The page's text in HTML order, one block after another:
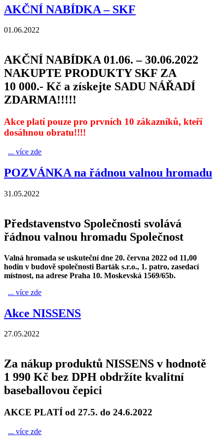
AKČNÍ NABÍDKA – SKF
01.06.2022
AKČNÍ NABÍDKA 01.06. – 30.06.2022
NAKUPTE PRODUKTY SKF ZA
10 000.- Kč a získejte SADU NÁŘADÍ
ZDARMA!!!!!
Akce platí pouze pro prvních 10 zákazníků, kteří
dosáhnou obratu!!!!
... více zde
POZVÁNKA na řádnou valnou hromadu
31.05.2022
Představenstvo Společnosti svolává
řádnou valnou hromadu Společnost
Valná hromada se uskuteční dne 20. června 2022 od 11,00
hodin v budově společnosti Barták s.r.o., 1. patro, zasedací
místnost, na adrese Praha 10. Moskevská 1569/65b.
... více zde
Akce NISSENS
27.05.2022
Za nákup produktů NISSENS v hodnotě
1 990 Kč bez DPH obdržíte kvalitní
baseballovou čepici
AKCE PLATÍ od 27.5. do 24.6.2022
... více zde